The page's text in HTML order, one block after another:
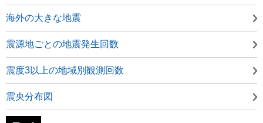
海外の大きな地震
震源地ごとの地震発生回数
震度3以上の地域別観測回数
震央分布図